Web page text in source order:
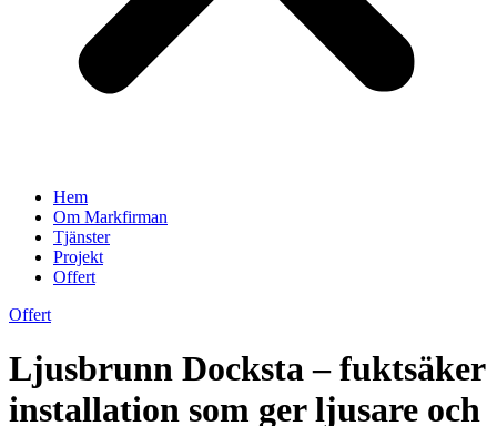
Hem
Om Markfirman
Tjänster
Projekt
Offert
Offert
Ljusbrunn Docksta – fuktsäker
installation som ger ljusare och